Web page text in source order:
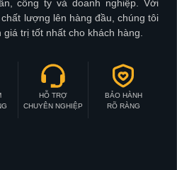
công ty và doanh nghiệp. Với
lượng lên hàng đầu, chúng tôi
trị tốt nhất cho khách hàng.
HỖ TRỢ
CHUYÊN NGHIỆP
BẢO HÀNH
RÕ RÀNG